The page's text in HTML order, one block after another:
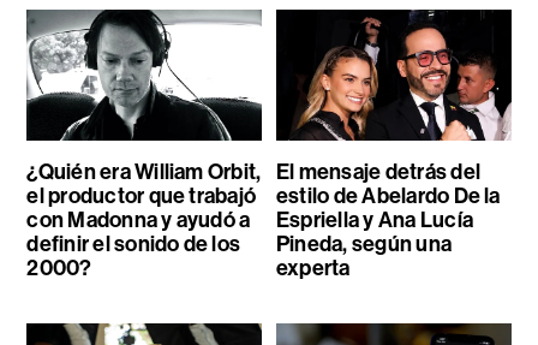
¿Quién era William Orbit,
el productor que trabajó
con Madonna y ayudó a
definir el sonido de los
2000?
El mensaje detrás del
estilo de Abelardo De la
Espriella y Ana Lucía
Pineda, según una
experta